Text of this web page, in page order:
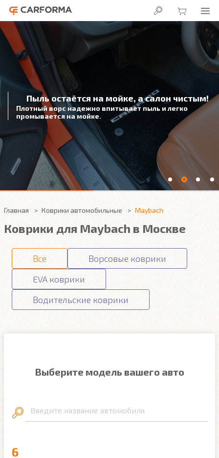
Пыль остаётся на мойке, а салон чистым!
Плотный ворс надежно впитывает пыль и легко
промывается на мойке.
Главная Коврики автомобильные Maybach
Коврики для Maybach в Москве
Все
Ворсовые коврики
EVA коврики
Водительские коврики
Выберите модель вашего авто
Введите название автомобиля
6